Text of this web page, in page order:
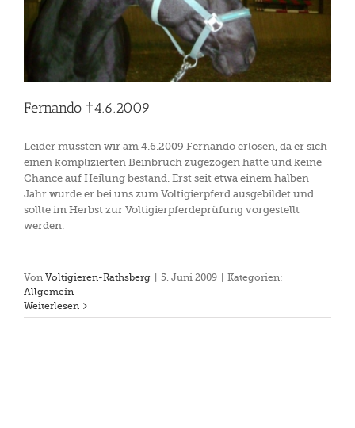
Fernando †4.6.2009
Leider mussten wir am 4.6.2009 Fernando erlösen, da er sich
einen komplizierten Beinbruch zugezogen hatte und keine
Chance auf Heilung bestand. Erst seit etwa einem halben
Jahr wurde er bei uns zum Voltigierpferd ausgebildet und
sollte im Herbst zur Voltigierpferdeprüfung vorgestellt
werden.
Von Voltigieren-Rathsberg 5. Juni 2009
Kategorien:
Allgemein
Weiterlesen